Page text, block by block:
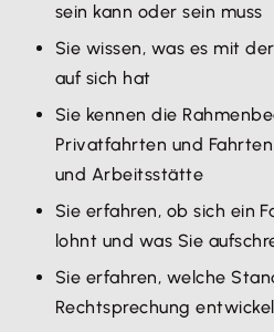
sein kann oder sein muss
Sie wissen, was es mit
auf sich hat
Sie kennen die
Privatfahrten und
und Arbeitsstätte
Sie erfahren, ob sich ein
lohnt und was Sie
Sie erfahren, welche
Rechtsprechung